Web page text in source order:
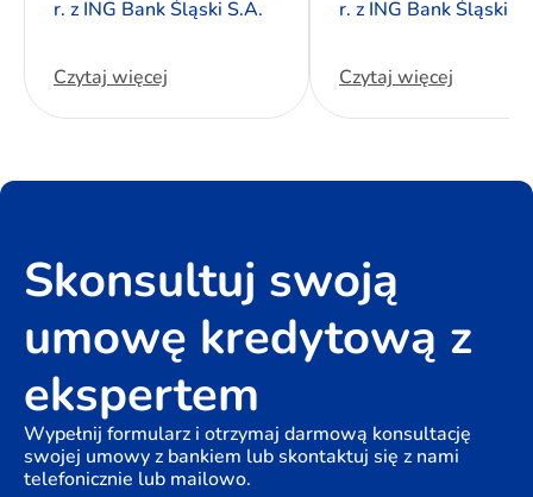
r. z ING Bank Śląski S.A.
Czytaj więcej
r. z ING Bank Śląski
Czytaj więcej
Skonsultuj swoją
umowę kredytową z
ekspertem
Wypełnij formularz i otrzymaj darmową konsultację
swojej umowy z bankiem lub skontaktuj się z nami
telefonicznie lub mailowo.